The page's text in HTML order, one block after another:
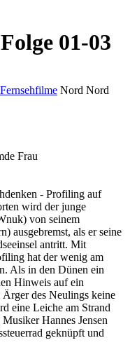
01-03
Nord Nord
Frau
- Profiling auf
wird der junge
von seinem
ausgebremst, als er seine
antritt. Mit
hat der wenig am
Als in den Dünen ein
Hinweis auf ein
des Neulings keine
eine Leiche am Strand
Hannes Jensen
geknüpft und